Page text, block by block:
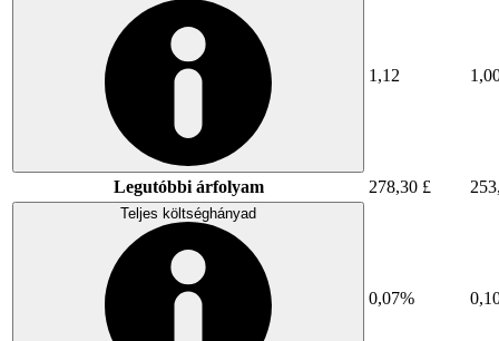
1,12
Legutóbbi árfolyam 278,30 £
Teljes költséghányad
0,07%